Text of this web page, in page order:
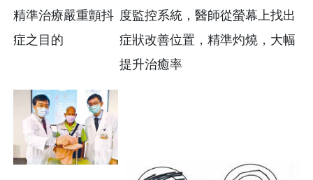
精準治療嚴重顫抖
症之目的
度監控系統，醫師從螢幕上找出
症狀改善位置，精準灼燒，大幅
提升治癒率